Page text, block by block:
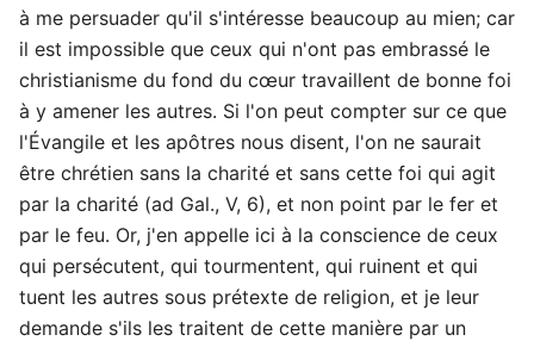
à me persuader qu'il s'intéresse beaucoup au mien; car
il est impossible que ceux qui n'ont pas embrassé le
christianisme du fond du cœur travaillent de bonne foi
à y amener les autres. Si l'on peut compter sur ce que
l'Évangile et les apôtres nous disent, l'on ne saurait
être chrétien sans la charité et sans cette foi qui agit
par la charité (ad Gal., V, 6), et non point par le fer et
par le feu. Or, j'en appelle ici à la conscience de ceux
qui persécutent, qui tourmentent, qui ruinent et qui
tuent les autres sous prétexte de religion, et je leur
demande s'ils les traitent de cette manière par un